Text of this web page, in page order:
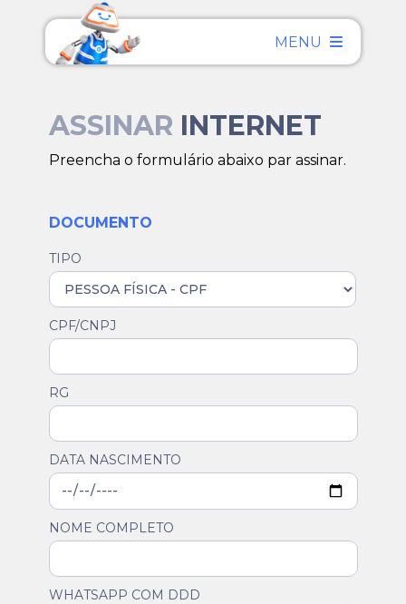
MENU
ASSINAR INTERNET
Preencha o formulário abaixo par assinar.
DOCUMENTO
TIPO
CPF/CNPJ
RG
DATA NASCIMENTO
NOME COMPLETO
WHATSAPP COM DDD